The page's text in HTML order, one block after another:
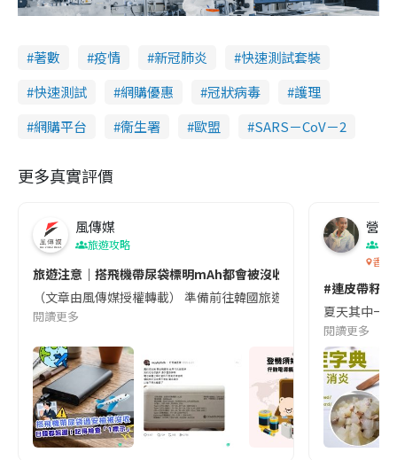
著數 疫情 新冠肺炎
快速測試套裝
快速測試
網購優惠 冠狀病毒
護理
網購平台
衞生署 歐盟 SARS－CoV－2
更多真實評價
風傳媒
旅遊攻略
旅遊注意｜搭飛機帶尿袋標明mAh都會被沒收😱出發前切記檢查
（文章由風傳媒授權轉載） 準備前往韓國旅遊的民眾，近期要
閱讀更多
營養
香港
#連皮帶籽
夏天其中一
閱讀更多